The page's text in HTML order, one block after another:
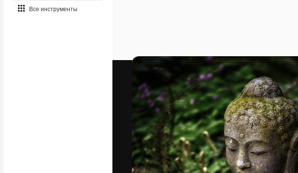
Все инструменты
Видео
Видеоролик
Моушн-дизайн
Видеошаблоны
Иконки
3D-модели
Шрифты
Креативная платформа для создания
ваших лучших работ. Более 1 миллиона
подписчиков среди креаторов,
предприятий, агентств и студий.
Pусский